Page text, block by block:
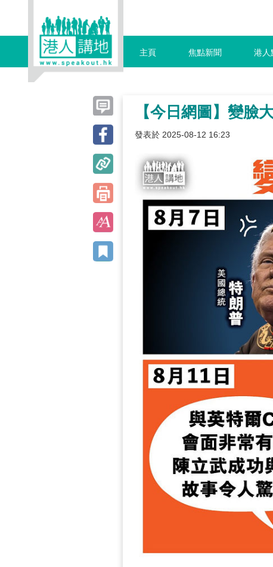
主頁 焦點新聞 港人
【今日網圖】變臉
發表於 2025-08-12 16:23